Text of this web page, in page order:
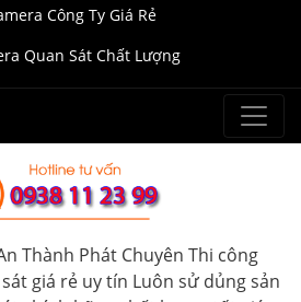
Công Ty Giá Rẻ
Quan Sát Chất Lượng
Thành Phát Chuyên Thi công
giá rẻ uy tín Luôn sử dủng sản